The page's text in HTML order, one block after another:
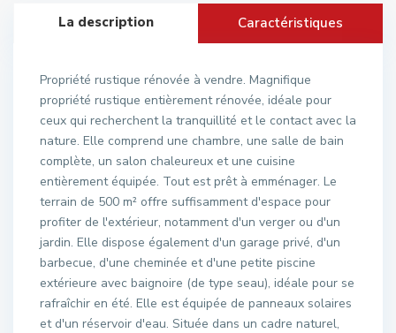
La description Caractéristiques
Propriété rustique rénovée à vendre. Magnifique
propriété rustique entièrement rénovée, idéale pour
ceux qui recherchent la tranquillité et le contact avec la
nature. Elle comprend une chambre, une salle de bain
complète, un salon chaleureux et une cuisine
entièrement équipée. Tout est prêt à emménager. Le
terrain de 500 m² offre suffisamment d'espace pour
profiter de l'extérieur, notamment d'un verger ou d'un
jardin. Elle dispose également d'un garage privé, d'un
barbecue, d'une cheminée et d'une petite piscine
extérieure avec baignoire (de type seau), idéale pour se
rafraîchir en été. Elle est équipée de panneaux solaires
et d'un réservoir d'eau. Située dans un cadre naturel,